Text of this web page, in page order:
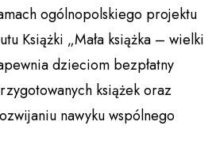
ogólnopolskiego projektu
Książki „Mała książka – wielki
dzieciom bezpłatny
książek oraz
nawyku wspólnego